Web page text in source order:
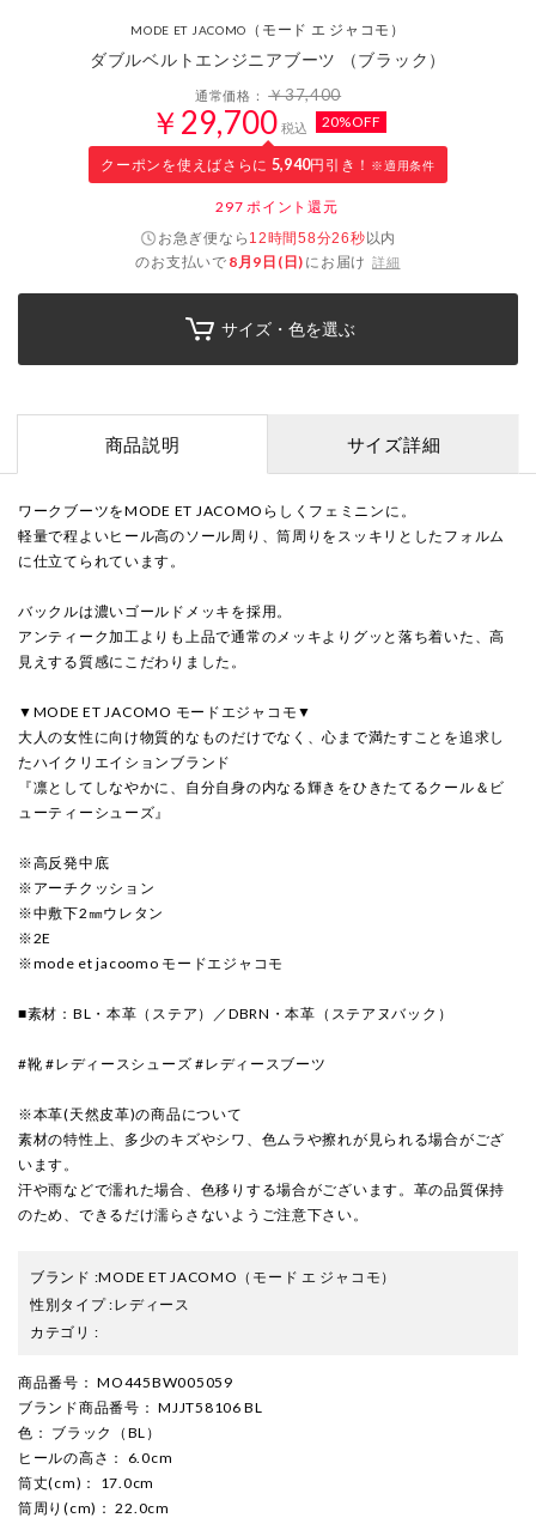
MODE ET JACOMO （モード エ ジャコモ）
ダブルベルトエンジニアブーツ （ブラック）
通常価格：￥37,400
￥29,700 税込 20%OFF
クーポンを使えばさらに 5,940円引き！ ※適用条件
297 ポイント還元
お急ぎ便なら 12時間58分25秒以内
のお支払いで 8月9日(日) にお届け 詳細
サイズ・色を選ぶ
商品説明 サイズ詳細
ワークブーツをMODE ET JACOMOらしくフェミニンに。
軽量で程よいヒール高のソール周り、筒周りをスッキリとしたフォルム
に仕立てられています。
バックルは濃いゴールドメッキを採用。
アンティーク加工よりも上品で通常のメッキよりグッと落ち着いた、高
見えする質感にこだわりました。
▼MODE ET JACOMO モードエジャコモ▼
大人の女性に向け物質的なものだけでなく、心まで満たすことを追求し
たハイクリエイションブランド
『凛としてしなやかに、自分自身の内なる輝きをひきたてるクール＆ビ
ューティーシューズ』
※高反発中底
※アーチクッション
※中敷下2㎜ウレタン
※2E
※mode et jacoomo モードエジャコモ
■素材：BL・本革（ステア）／DBRN・本革（ステアヌバック）
#靴 #レディースシューズ #レディースブーツ
※本革(天然皮革)の商品について
素材の特性上、多少のキズやシワ、色ムラや擦れが見られる場合がござ
います。
汗や雨などで濡れた場合、色移りする場合がございます。革の品質保持
のため、できるだけ濡らさないようご注意下さい。
ブランド :MODE ET JACOMO （モード エ ジャコモ）
性別タイプ:レディース
カテゴリ :
商品番号 ： MO445BW005059
ブランド商品番号 ： MJJT58106 BL
色 ： ブラック（BL）
ヒールの高さ ： 6.0cm
筒丈(cm) ： 17.0cm
筒周り(cm) ： 22.0cm